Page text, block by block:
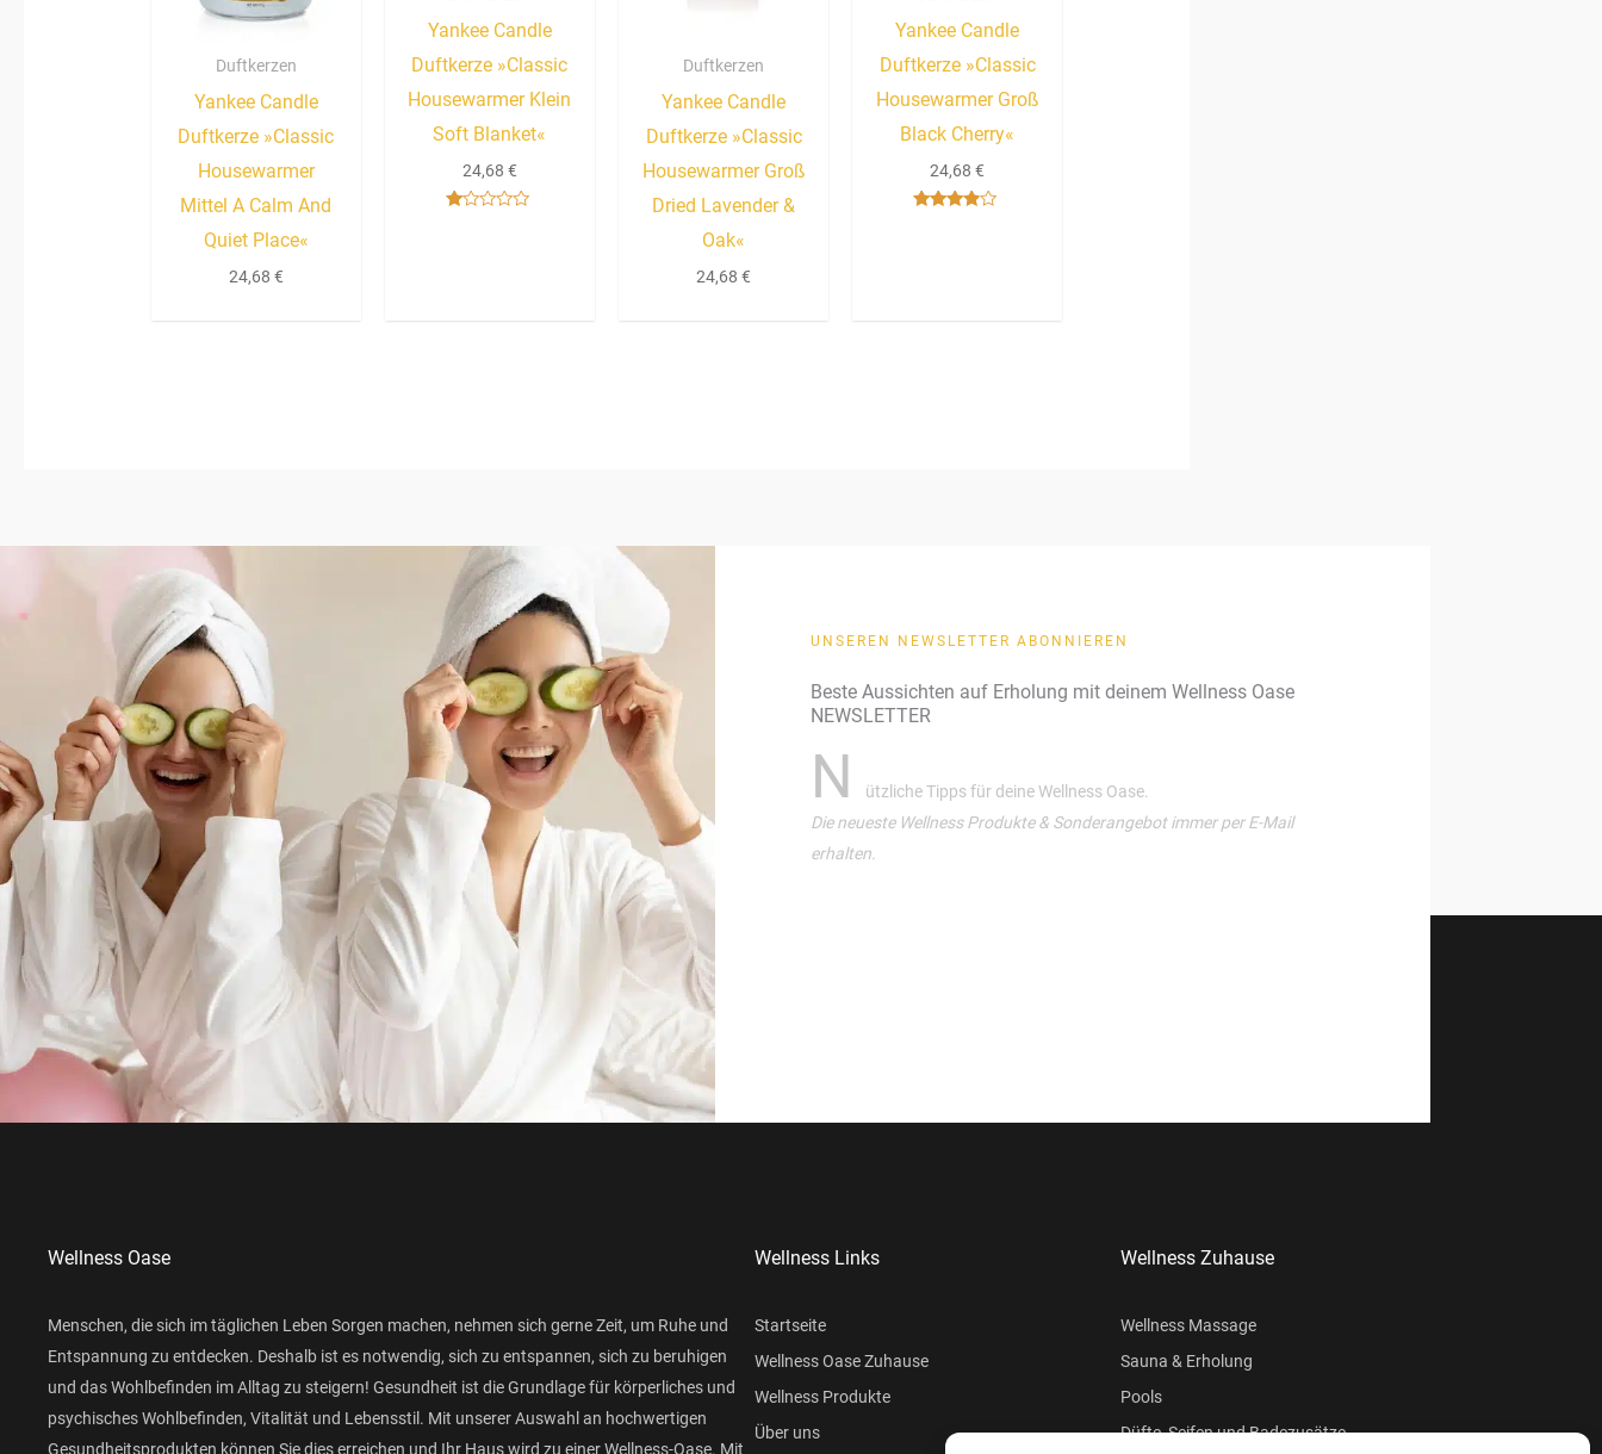
Duftkerzen
Yankee Candle
Duftkerze »Classic
Housewarmer
Mittel A Calm And
Quiet Place«
24,68 €
Yankee Candle
Duftkerze »Classic
Housewarmer Klein
Soft Blanket«
24,68 €
Duftkerzen
Yankee Candle
Duftkerze »Classic
Housewarmer Groß
Dried Lavender &
Oak«
24,68€
Yankee Candle
Duftkerze »Classic
Housewarmer Groß
Black Cherry«
24,68€
UNSEREN NEWSLETTER ABONNIEREN
Beste Aussichten auf Erholung mit deinem Wellness Oase
NEWSLETTER
N
ützliche Tipps für deine Wellness Oase.
Die neueste Wellness Produkte & Sonderangebot immer per E-Mail
erhalten.
Wellness Oase
Menschen, die sich im täglichen Leben Sorgen machen, nehmen sich gerne Zeit, um Ruhe und
Entspannung zu entdecken. Deshalb ist es notwendig, sich zu entspannen, sich zu beruhigen
und das Wohlbefinden im Alltag zu steigern! Gesundheit ist die Grundlage für körperliches und
psychisches Wohlbefinden, Vitalität und Lebensstil. Mit unserer Auswahl an hochwertigen
Gesundheitsprodukten können Sie dies erreichen und Ihr Haus wird zu einer Wellness-Oase. Mit
Wellness Links
Startseite
Wellness Oase Zuhause
Wellness Produkte
Über uns
Wellness Zuhause
Wellness Massage
Sauna & Erholung
Pools
Düfte, Seifen und Badezusätze